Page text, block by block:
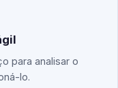
para analisar o
lo.